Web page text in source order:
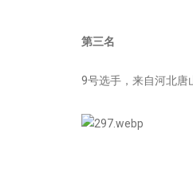
第三名
9号选手，来自河北唐